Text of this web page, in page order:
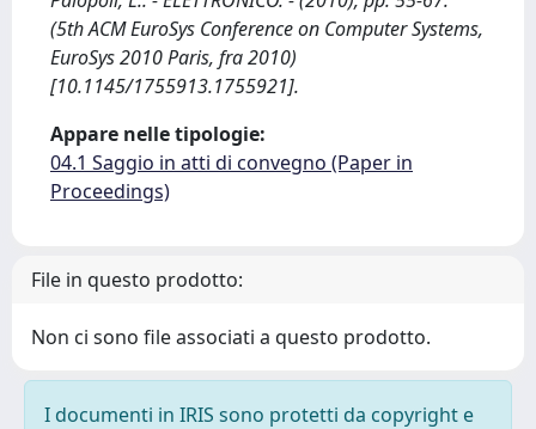
(5th ACM EuroSys Conference on Computer Systems,
EuroSys 2010 Paris, fra 2010)
[10.1145/1755913.1755921].
Appare nelle tipologie:
04.1 Saggio in atti di convegno (Paper in
Proceedings)
File in questo prodotto:
Non ci sono file associati a questo prodotto.
I documenti in IRIS sono protetti da copyright e